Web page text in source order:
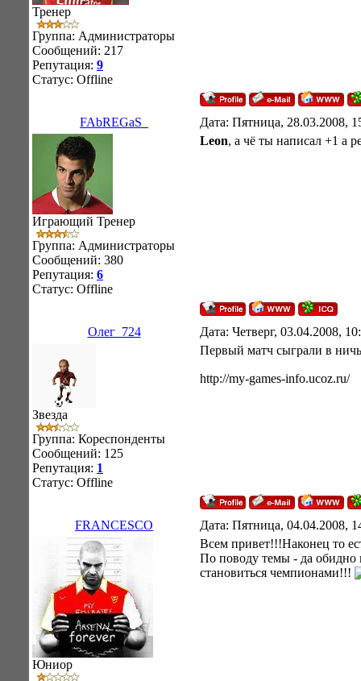
Тренер
Группа: Администраторы
Сообщений: 217
Репутация: 9
Статус: Offline
FAbREGaS_ Дата: Пятница, 28.03.2008,
Играющий Тренер
Группа: Администраторы
Сообщений: 380
Репутация: 6
Статус: Offline
Leon, а чё ты написал +1 а
Олег_724 Дата: Четверг, 03.04.2008,
Звезда
Группа: Кореспонденты
Сообщений: 125
Репутация: 1
Статус: Offline
Первый матч сыграли в
http://my-games-info.ucoz.ru/
FRANCESCO Дата: Пятница, 04.04.2008,
Юниор
Всем привет!!!Наконец то
По поводу темы - да обидно
становиться чемпионами!!!